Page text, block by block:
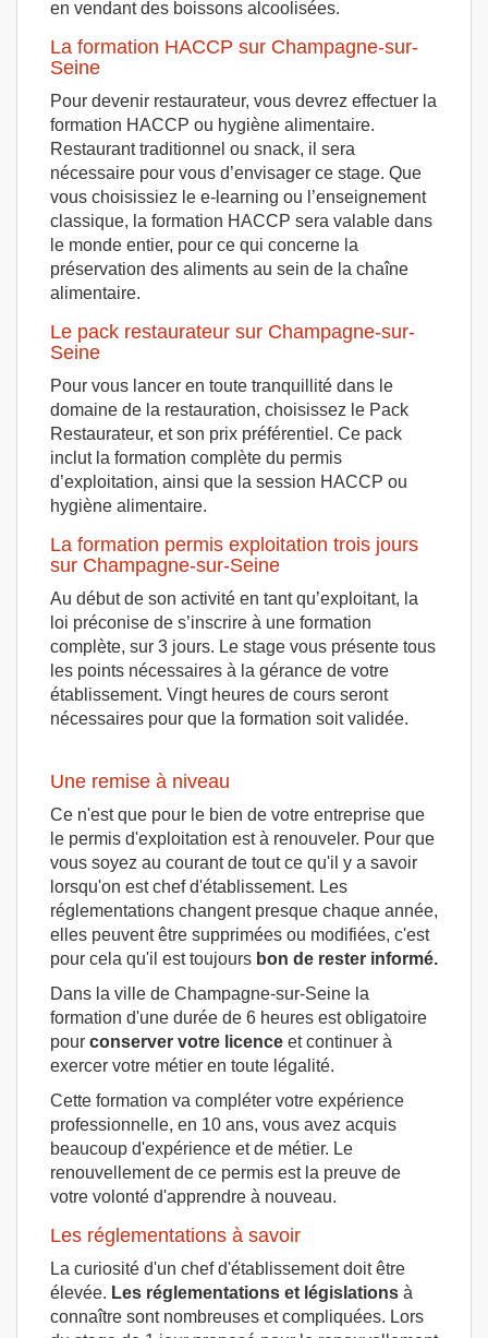
en vendant des boissons alcoolisées.
La formation HACCP sur Champagne-sur-
Seine
Pour devenir restaurateur, vous devrez effectuer la
formation HACCP ou hygiène alimentaire.
Restaurant traditionnel ou snack, il sera
nécessaire pour vous d’envisager ce stage. Que
vous choisissiez le e-learning ou l’enseignement
classique, la formation HACCP sera valable dans
le monde entier, pour ce qui concerne la
préservation des aliments au sein de la chaîne
alimentaire.
Le pack restaurateur sur Champagne-sur-
Seine
Pour vous lancer en toute tranquillité dans le
domaine de la restauration, choisissez le Pack
Restaurateur, et son prix préférentiel. Ce pack
inclut la formation complète du permis
d’exploitation, ainsi que la session HACCP ou
hygiène alimentaire.
La formation permis exploitation trois jours
sur Champagne-sur-Seine
Au début de son activité en tant qu’exploitant, la
loi préconise de s’inscrire à une formation
complète, sur 3 jours. Le stage vous présente tous
les points nécessaires à la gérance de votre
établissement. Vingt heures de cours seront
nécessaires pour que la formation soit validée.
Une remise à niveau
Ce n'est que pour le bien de votre entreprise que
le permis d'exploitation est à renouveler. Pour que
vous soyez au courant de tout ce qu'il y a savoir
lorsqu'on est chef d'établissement. Les
réglementations changent presque chaque année,
elles peuvent être supprimées ou modifiées, c'est
pour cela qu'il est toujours bon de rester informé.
Dans la ville de Champagne-sur-Seine la
formation d'une durée de 6 heures est obligatoire
pour conserver votre licence et continuer à
exercer votre métier en toute légalité.
Cette formation va compléter votre expérience
professionnelle, en 10 ans, vous avez acquis
beaucoup d'expérience et de métier. Le
renouvellement de ce permis est la preuve de
votre volonté d'apprendre à nouveau.
Les réglementations à savoir
La curiosité d'un chef d'établissement doit être
élevée. Les réglementations et législations à
connaître sont nombreuses et compliquées. Lors